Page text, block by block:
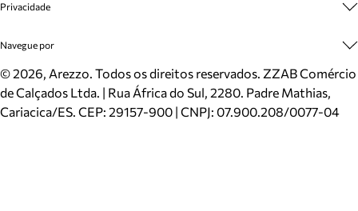
Mapa do Site
Inverno
Mundo Arezzo
Cadastro
Meus Pedidos
Trocas e Devoluções
Cartão Presente
Localizador de lojas
Privacidade
Politica e Privacidade
Navegue por
Sapatos
Bolsas
Scarpins
©2026, Arezzo. Todos os direitos reservados. ZZAB Comércio
de Calçados Ltda. | Rua África do Sul, 2280. Padre Mathias,
Cariacica/ES. CEP: 29157-900 | CNPJ: 07.900.208/0077-04